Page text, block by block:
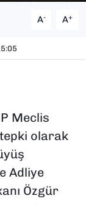
A- A+
Meclis
olarak
Adliye
Özgür